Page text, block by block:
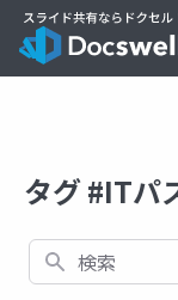
タグ #ITパ
検索